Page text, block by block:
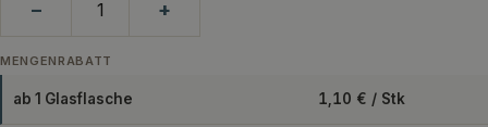
− +
MENGENRABATT
ab 1 Glasflasche 1,10 € / Stk